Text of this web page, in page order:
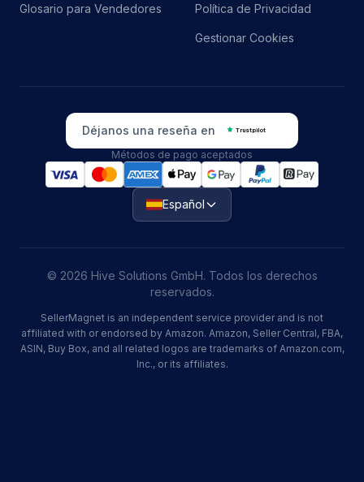
Glosario para Vendedores Política de Privacidad
Gestionar Cookies
Déjanos una reseña en Trustpilot
Métodos de pago aceptados
Español
© 2026 Hive Solutions GmbH. Todos los derechos
reservados.
SellerMagnet is an independent service provider and is not
affiliated with or endorsed by Amazon. Amazon, Seller Central, FBA,
ASIN, Buy Box, and all related logos are trademarks of Amazon.com,
Inc., or its affiliates.